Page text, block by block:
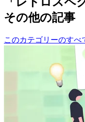
その他の記事
このカテゴリーのすべ